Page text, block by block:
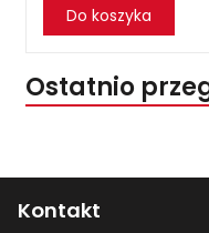
Do koszyka
Ostatnio
Kontakt